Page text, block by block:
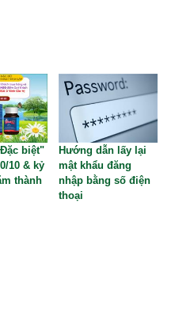
biệt"
10 & kỷ
thành
Hướng dẫn lấy lại
mật khẩu đăng
nhập bằng số điện
thoại